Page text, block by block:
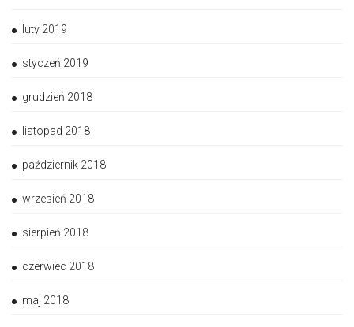
luty 2019
styczeń 2019
grudzień 2018
listopad 2018
październik 2018
wrzesień 2018
sierpień 2018
czerwiec 2018
maj 2018